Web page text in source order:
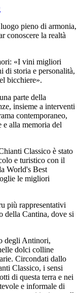
pieno di armonia,
conoscere la realtà
«I vini migliori
di storia e personalità,
bicchiere».
parte della
insieme a interventi
contemporaneo,
e alla memoria del
Classico è stato
e turistico con il
World's Best
le migliori
più rappresentativi
della Cantina, dove si
degli Antinori,
dolci colline
Circondati dallo
Classico, i sensi
di questa terra e nei
e informale di